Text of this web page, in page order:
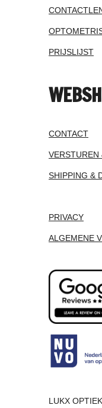
PRIJSLIJST
CONTACT
VERSTUREN
SHIPPING &
PRIVACY
ALGEMENE
LUKX